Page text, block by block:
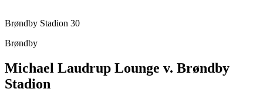
Brøndby Stadion 30
Brøndby
Michael Laudrup Lounge v. Brøndby
Stadion